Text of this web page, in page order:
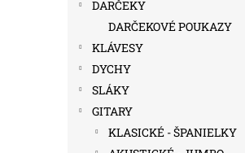
DARČEKY
DARČEKOVÉ POUKAZY
KLÁVESY
DYCHY
SLÁKY
GITARY
KLASICKÉ - ŠPANIELKY